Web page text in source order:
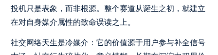
投机只是表象，而非根源。整个赛道从诞生之初，就建立
在对自身媒介属性的致命误读之上。
社交网络天生是冷媒介：它的价值源于用户参与补全信号